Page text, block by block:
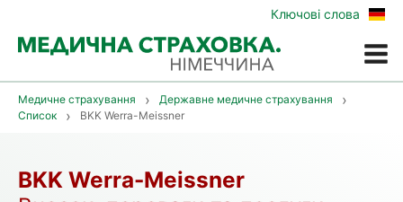
Меню
Ключові слова
Zur
Медичне страхування
Державне медичне страхування
Список
BKK Werra-Meissner
BKK Werra-Meissner